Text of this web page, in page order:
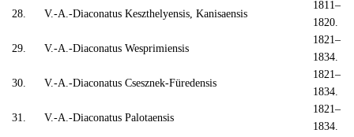
28. V.-A.-Diaconatus Keszthelyensis, Kanisaensis
1811–
1820.
29. V.-A.-Diaconatus Wesprimiensis
1821–
1834.
30. V.-A.-Diaconatus Csesznek-Füredensis
1821–
1834.
31. V.-A.-Diaconatus Palotaensis
1821–
1834.